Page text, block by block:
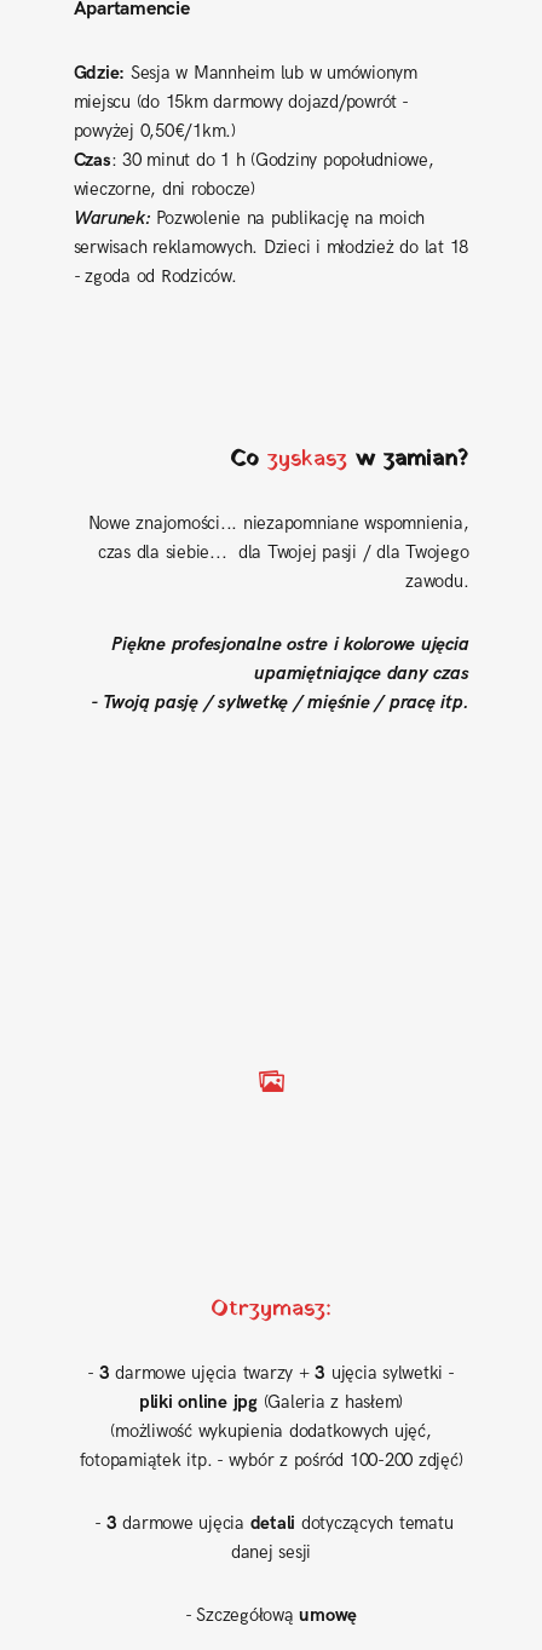
Apartamencie
Gdzie: Sesja w Mannheim lub w umówionym
miejscu (do 15km darmowy dojazd/powrót -
powyżej 0,50€/1km.)
Czas: 30 minut do 1 h (Godziny popołudniowe,
wieczorne, dni robocze)
Warunek: Pozwolenie na publikację na moich
serwisach reklamowych. Dzieci i młodzież do lat 18
- zgoda od Rodziców.
Co zyskasz w zamian?
Nowe znajomości... niezapomniane wspomnienia,
czas dla siebie... dla Twojej pasji / dla Twojego
zawodu.
Piękne profesjonalne ostre i kolorowe ujęcia
upamiętniające dany czas
- Twoją pasję / sylwetkę / mięśnie / pracę itp.
Otrzymasz:
- 3 darmowe ujęcia twarzy +3 ujęcia sylwetki -
pliki online jpg(Galeria z hasłem)
(możliwość wykupienia dodatkowych ujęć,
fotopamiątek itp. - wybór z pośród 100-200 zdjęć)
- 3 darmowe ujęcia detali dotyczących tematu
danej sesji
- Szczegółowąumowę